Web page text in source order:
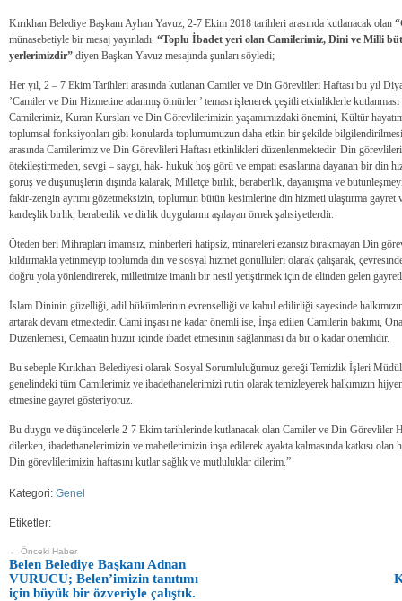
Kırıkhan Belediye Başkanı Ayhan Yavuz, 2-7 Ekim 2018 tarihleri arasında kutlanacak olan
münasebetiyle bir mesaj yayınladı. “Toplu İbadet yeri olan Camilerimiz, Dini ve Milli
yerlerimizdir” diyen Başkan Yavuz mesajında şunları söyledi;
Her yıl, 2 – 7 Ekim Tarihleri arasında kutlanan Camiler ve Din Görevlileri Haftası bu yıl
’Camiler ve Din Hizmetine adanmış ömürler ’ teması işlenerek çeşitli etkinliklerle
Camilerimiz, Kuran Kursları ve Din Görevlilerimizin yaşamımızdaki önemini, Kültür
toplumsal fonksiyonları gibi konularda toplumumuzun daha etkin bir şekilde
arasında Camilerimiz ve Din Görevlileri Haftası etkinlikleri düzenlenmektedir. Din
ötekileştirmeden, sevgi – saygı, hak- hukuk hoş görü ve empati esaslarına dayanan bir din
görüş ve düşünüşlerin dışında kalarak, Milletçe birlik, beraberlik, dayanışma ve
fakir-zengin ayrımı gözetmeksizin, toplumun bütün kesimlerine din hizmeti ulaştırma gayret
kardeşlik birlik, beraberlik ve dirlik duygularını aşılayan örnek şahsiyetlerdir.
Öteden beri Mihrapları imamsız, minberleri hatipsiz, minareleri ezansız bırakmayan Din
kıldırmakla yetinmeyip toplumda din ve sosyal hizmet gönüllüleri olarak çalışarak,
doğru yola yönlendirerek, milletimize imanlı bir nesil yetiştirmek için de elinden gelen
İslam Dininin güzelliği, adil hükümlerinin evrenselliği ve kabul edilirliği sayesinde
artarak devam etmektedir. Cami inşası ne kadar önemli ise, İnşa edilen Camilerin bakımı,
Düzenlemesi, Cemaatin huzur içinde ibadet etmesinin sağlanması da bir o kadar önemlidir.
Bu sebeple Kırıkhan Belediyesi olarak Sosyal Sorumluluğumuz gereği Temizlik İşleri
genelindeki tüm Camilerimiz ve ibadethanelerimizi rutin olarak temizleyerek halkımızın
etmesine gayret gösteriyoruz.
Bu duygu ve düşüncelerle 2-7 Ekim tarihlerinde kutlanacak olan Camiler ve Din Görevliler
dilerken, ibadethanelerimizin ve mabetlerimizin inşa edilerek ayakta kalmasında katkısı
Din görevlilerimizin haftasını kutlar sağlık ve mutluluklar dilerim.”
Kategori: Genel
Etiketler:
← Önceki Haber
Belen Belediye Başkanı Adnan
VURUCU; Belen’imizin tanıtımı
için büyük bir özveriyle çalıştık.